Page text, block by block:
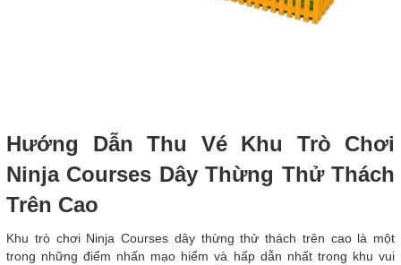
Hướng Dẫn Thu Vé Khu Trò Chơi
Ninja Courses Dây Thừng Thử Thách
Trên Cao
Khu trò chơi Ninja Courses dây thừng thử thách trên cao là một
trong những điểm nhấn mạo hiểm và hấp dẫn nhất trong khu vui